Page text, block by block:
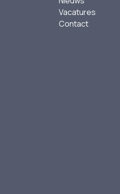
Vacatures
Contact